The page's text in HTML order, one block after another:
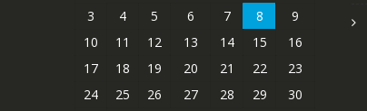
3
4 5 6 7 8
9
10
11 12 13 14 15
16
17
18 19 20 21 22
23
24
25 26 27 28 29
30